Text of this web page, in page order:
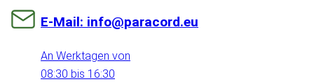
E-Mail: info@paracord.eu
An Werktagen von
08:30 bis 16:30